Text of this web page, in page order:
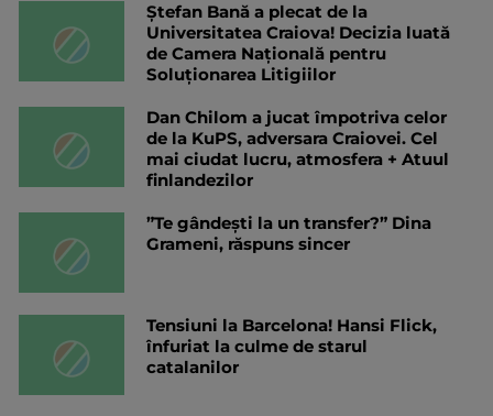
Ștefan Bană a plecat de la
Universitatea Craiova! Decizia luată
de Camera Națională pentru
Soluționarea Litigiilor
Dan Chilom a jucat împotriva celor
de la KuPS, adversara Craiovei. Cel
mai ciudat lucru, atmosfera + Atuul
finlandezilor
”Te gândești la un transfer?” Dina
Grameni, răspuns sincer
Tensiuni la Barcelona! Hansi Flick,
înfuriat la culme de starul
catalanilor